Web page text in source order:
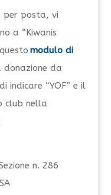
per posta, vi
a “Kiwanis
modulo di
da
indicare “YOF” e il
club nella
n. 286